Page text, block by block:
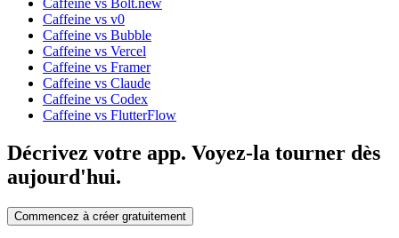
Caffeine vs Bolt.new
Caffeine vs v0
Caffeine vs Bubble
Caffeine vs Vercel
Caffeine vs Framer
Caffeine vs Claude
Caffeine vs Codex
Caffeine vs FlutterFlow
Décrivez votre app. Voyez-la tourner dès
aujourd'hui.
Commencez à créer gratuitement